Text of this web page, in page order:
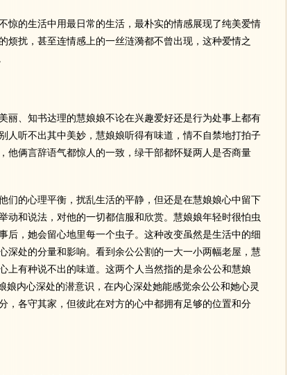
的生活中用最日常的生活，最朴实的情感展现了纯美爱情
烦扰，甚至连情感上的一丝涟漪都不曾出现，这种爱情之
、知书达理的慧娘娘不论在兴趣爱好还是行为处事上都有
人听不出其中美妙，慧娘娘听得有味道，情不自禁地打拍子
他俩言辞语气都惊人的一致，绿干部都怀疑两人是否商量
的心理平衡，扰乱生活的平静，但还是在慧娘娘心中留下
动和说法，对他的一切都信服和欣赏。慧娘娘年轻时很怕虫
后，她会留心地里每一个虫子。这种改变虽然是生活中的细
深处的分量和影响。看到余公公割的一大一小两幅老屋，慧
上有种说不出的味道。这两个人当然指的是余公公和慧娘
娘内心深处的潜意识，在内心深处她能感觉余公公和她心灵
，各守其家，但彼此在对方的心中都拥有足够的位置和分